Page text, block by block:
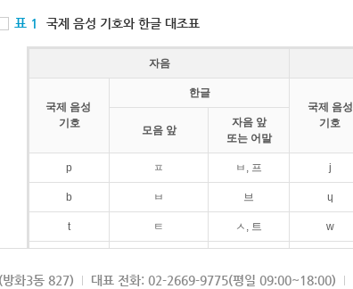
표 1 국제 음성 기호와 한글 대조표
자음
국제 음성
기호
한글
국제 음성
기호
모음 앞
자음 앞
또는 어말
p ㅍ ㅂ, 프 j
b ㅂ 브 ɥ
t ㅌ ㅅ, 트 w
k ㅋ ㄱ, 크
화3동 827) 대표 전화: 02-2669-9775(평일 09:00~18:00)